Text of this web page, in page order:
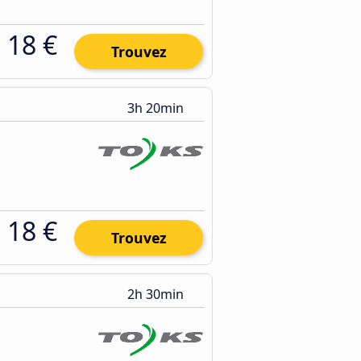
18 € Trouvez
3h 20min
18 € Trouvez
2h 30min